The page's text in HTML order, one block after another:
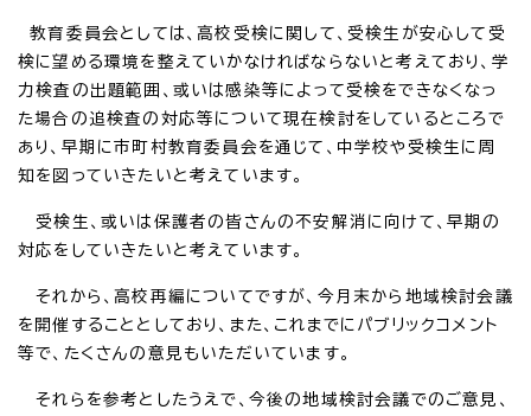
教育委員会としては、高校受検に関して、受検生が安心して受
検に望める環境を整えていかなければならないと考えており、学
力検査の出題範囲、或いは感染等によって受検をできなくなっ
た場合の追検査の対応等について現在検討をしているところで
あり、早期に市町村教育委員会を通じて、中学校や受検生に周
知を図っていきたいと考えています。
受検生、或いは保護者の皆さんの不安解消に向けて、早期の
対応をしていきたいと考えています。
それから、高校再編についてですが、今月末から地域検討会議
を開催することとしており、また、これまでにパブリックコメント
等で、たくさんの意見もいただいています。
それらを参考としたうえで、今後の地域検討会議でのご意見、